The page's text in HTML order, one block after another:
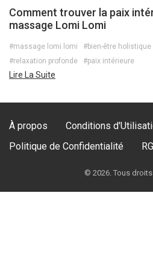
Comment trouver la paix
massage Lomi Lomi
#massage lomi lomi #bien-être holistique
#relaxation profonde
#paix intérieure
Lire La Suite
À propos
Conditions
Politique de Confidentialité
© 2026. Tous